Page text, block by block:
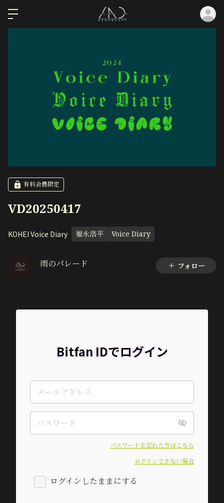
有料会員限定
VD20250417
KOHEI Voice Diary 福永浩平 Voice Diary
雨のパレード フォロー
Bitfan IDでログイン
パスワードを忘れた方はこちら
ログインできない場合
ログインしたままにする